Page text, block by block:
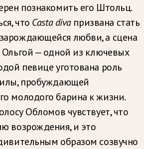
познакомить его Штольц.
что Casta divaпризвана стать
любви, а сцена
Ольгой — одной из ключевых
певице уготована роль
пробуждающей
молодого барина к жизни.
Обломов чувствует, что
возрождения, и это
образом созвучно